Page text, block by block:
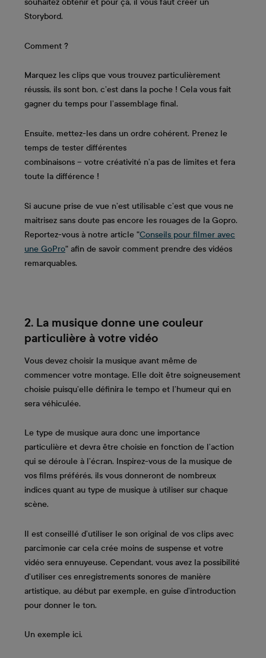
souhaitez obtenir et pour ça, il vous faut créer un
Storybord.
Comment ?
Marquez les clips que vous trouvez particulièrement
réussis, ils sont bon, c’est dans la poche ! Cela vous fait
gagner du temps pour l’assemblage final.
Ensuite, mettez-les dans un ordre cohérent. Prenez le
temps de tester différentes
combinaisons – votre créativité n’a pas de limites et fera
toute la différence !
Si aucune prise de vue n’est utilisable c’est que vous ne
maitrisez sans doute pas encore les rouages de la Gopro.
Reportez-vous à notre article "Conseils pour filmer avec
une GoPro" afin de savoir comment prendre des vidéos
remarquables.
2. La musique donne une couleur
particulière à votre vidéo
Vous devez choisir la musique avant même de
commencer votre montage. Elle doit être soigneusement
choisie puisqu’elle définira le tempo et l’humeur qui en
sera véhiculée.
Le type de musique aura donc une importance
particulière et devra être choisie en fonction de l’action
qui se déroule à l’écran. Inspirez-vous de la musique de
vos films préférés, ils vous donneront de nombreux
indices quant au type de musique à utiliser sur chaque
scène.
Il est conseillé d’utiliser le son original de vos clips avec
parcimonie car cela crée moins de suspense et votre
vidéo sera ennuyeuse. Cependant, vous avez la possibilité
d’utiliser ces enregistrements sonores de manière
artistique, au début par exemple, en guise d’introduction
pour donner le ton.
Un exemple ici.